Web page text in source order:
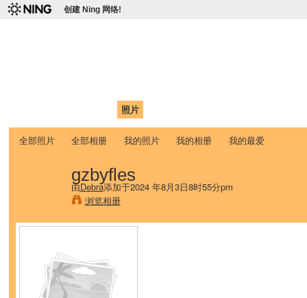
创建 Ning 网络!
照片
全部照片 全部相册 我的照片 我的相册 我的最爱
gzbyfles
由Debra添加于2024 年8月3日8时55分pm
浏览相册